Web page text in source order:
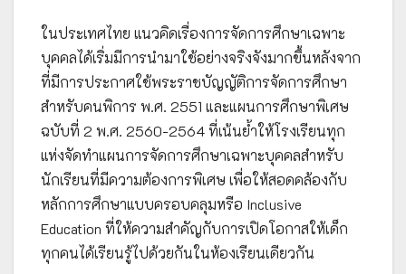
ในประเทศไทย แนวคิดเรื่องการจัดการศึกษาเฉพาะ
บุคคลได้เริ่มมีการนำมาใช้อย่างจริงจังมากขึ้นหลังจาก
ที่มีการประกาศใช้พระราชบัญญัติการจัดการศึกษา
สำหรับคนพิการ พ.ศ. 2551 และแผนการศึกษาพิเศษ
ฉบับที่ 2 พ.ศ. 2560-2564 ที่เน้นย้ำให้โรงเรียนทุก
แห่งจัดทำแผนการจัดการศึกษาเฉพาะบุคคลสำหรับ
นักเรียนที่มีความต้องการพิเศษ เพื่อให้สอดคล้องกับ
หลักการศึกษาแบบครอบคลุมหรือ Inclusive
Education ที่ให้ความสำคัญกับการเปิดโอกาสให้เด็ก
ทุกคนได้เรียนรู้ไปด้วยกันในห้องเรียนเดียวกัน